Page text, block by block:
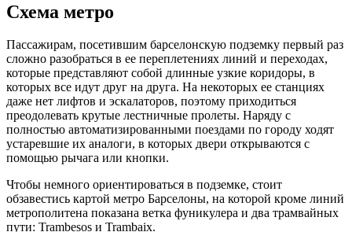
Схема метро
Пассажирам, посетившим барселонскую подземку первый раз
сложно разобраться в ее переплетениях линий и переходах,
которые представляют собой длинные узкие коридоры, в
которых все идут друг на друга. На некоторых ее станциях
даже нет лифтов и эскалаторов, поэтому приходиться
преодолевать крутые лестничные пролеты. Наряду с
полностью автоматизированными поездами по городу ходят
устаревшие их аналоги, в которых двери открываются с
помощью рычага или кнопки.
Чтобы немного ориентироваться в подземке, стоит
обзавестись картой метро Барселоны, на которой кроме линий
метрополитена показана ветка фуникулера и два трамвайных
пути: Trambesos и Trambaix.